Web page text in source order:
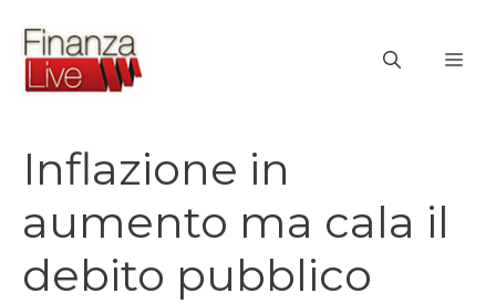
contenuto
Inflazione in
aumento ma cala il
debito pubblico